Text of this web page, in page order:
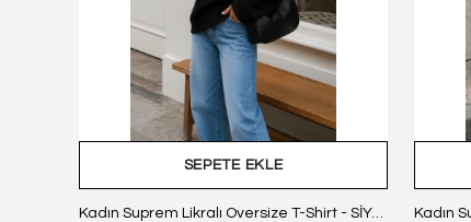
SEPETE EKLE
Kadın Suprem Likralı Oversize T-Shirt - SİYAH